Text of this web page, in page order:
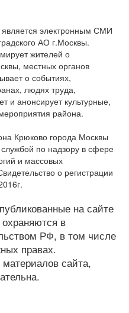
является электронным СМИ
АО г.Москвы.
жителей о
местных органов
о событиях,
людях труда,
и анонсирует культурные,
района.
Крюково города Москвы
по надзору в сфере
и массовых
о регистрации
на сайте
в
РФ, в том числе
правах.
сайта,